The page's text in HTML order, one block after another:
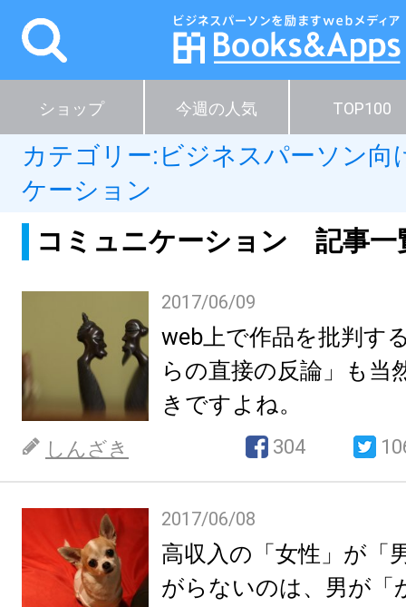
ショップ 今週の人気 TOP100
カテゴリー: ビジネスパーソン向
ケーション
コミュニケーション 記事一
2017/06/09
web上で作品を批判す
らの直接の反論」も当
きですよね。
しんざき 304
2017/06/08
高収入の「女性」が「
がらないのは、男が「